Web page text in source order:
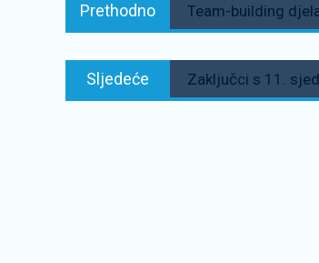
objava
Prethodno Team-building
Sljedeće Sljedeće:
Zaključci s 11.